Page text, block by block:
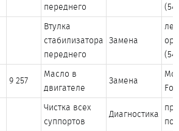
переднего
Втулка
стабилизатора
переднего
Замена
9 257
Масло в
двигателе
Замена
Чистка всех
суппортов
Диагностика